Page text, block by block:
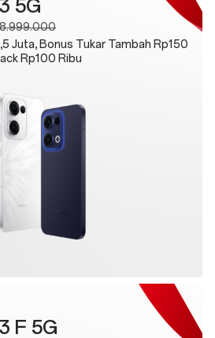
5G
Juta, Bonus Tukar Tambah Rp150
Rp100 Ribu
F 5G